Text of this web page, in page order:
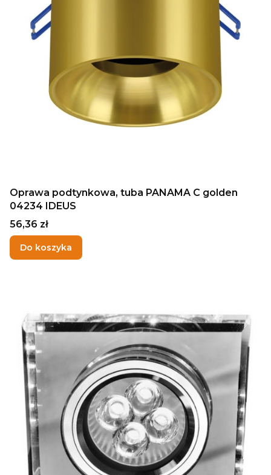
Oprawa podtynkowa, tuba PANAMA C golden
04234 IDEUS
Cena
56,36 zł
Do koszyka